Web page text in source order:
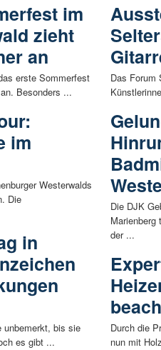
im
zieht
an
erste Sommerfest
Besonders ...
im
Westerwalds
Die
in
unbemerkt, bis sie
es gibt ...
Das Forum
Die DJK
Marienberg
der ...
Durch die
nun mit